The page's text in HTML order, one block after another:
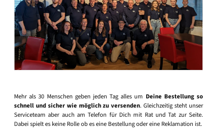
Mehr als 30 Menschen geben jeden Tag alles um Deine Bestellung so
schnell und sicher wie möglich zu versenden. Gleichzeitig steht unser
Serviceteam aber auch am Telefon für Dich mit Rat und Tat zur Seite.
Dabei spielt es keine Rolle ob es eine Bestellung oder eine Reklamation ist.